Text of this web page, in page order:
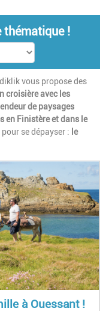
thématique !
vous propose des
croisière avec les
de paysages
en Finistère et dans le
se dépayser : le
à Ouessant !